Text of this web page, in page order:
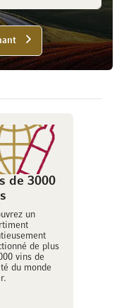
de 3000
un
de plus
vins de
du monde